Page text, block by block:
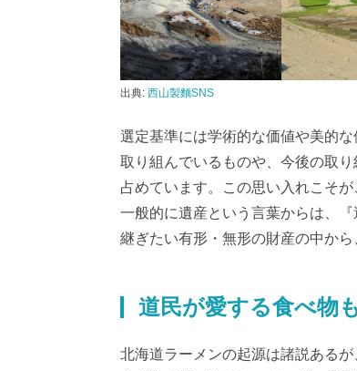
出典: 西山製麵SNS
選定基準には学術的な価値や美的
取り組んでいるものや、今後の取
占めています。この思い入れこそ
一般的に遺産という言葉からは、
継ぎたい有形・無形の財産の中か
道民が愛する食べ物
北海道ラーメンの起源は諸説ある